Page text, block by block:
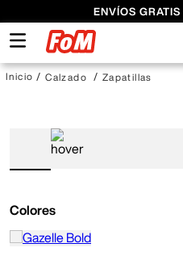
ENVÍOS GRATIS
Calzado Zapatillas
Colores